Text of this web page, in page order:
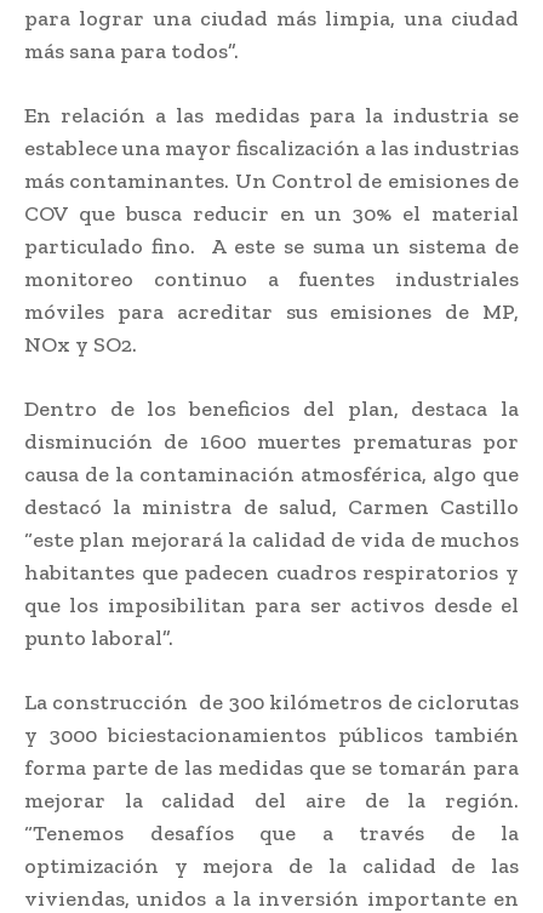
para lograr una ciudad más limpia, una ciudad
más sana para todos”.
En relación a las medidas para la industria se
establece una mayor fiscalización a las industrias
más contaminantes. Un Control de emisiones de
COV que busca reducir en un 30% el material
particulado fino. A este se suma un sistema de
monitoreo continuo a fuentes industriales
móviles para acreditar sus emisiones de MP,
NOx y SO2.
Dentro de los beneficios del plan, destaca la
disminución de 1600 muertes prematuras por
causa de la contaminación atmosférica, algo que
destacó la ministra de salud, Carmen Castillo
“este plan mejorará la calidad de vida de muchos
habitantes que padecen cuadros respiratorios y
que los imposibilitan para ser activos desde el
punto laboral”.
La construcción de 300 kilómetros de ciclorutas
y 3000 biciestacionamientos públicos también
forma parte de las medidas que se tomarán para
mejorar la calidad del aire de la región.
“Tenemos desafíos que a través de la
optimización y mejora de la calidad de las
viviendas, unidos a la inversión importante en